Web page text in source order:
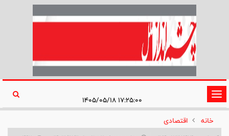
تغییر
وضعیت
ناوبری
خانه
اقتصادی